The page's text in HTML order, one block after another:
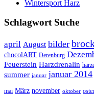
Wintersport Harz
Schlagwort Suche
april August bilder
chocolART Derenburg
Feuerstein Harzdrenalin
summer januar januar 2014
mai März november oktober